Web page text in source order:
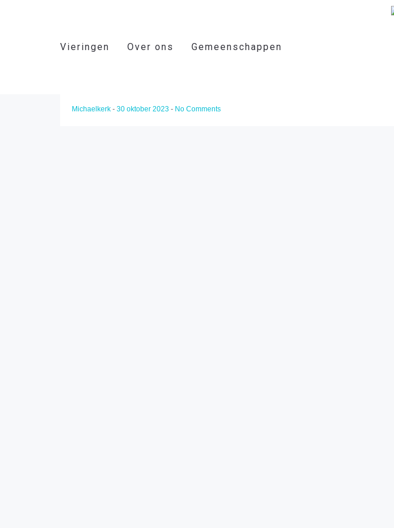
Vieringen Over ons Gemeenschappen
Michaelkerk - 30 oktober 2023 - No Comments